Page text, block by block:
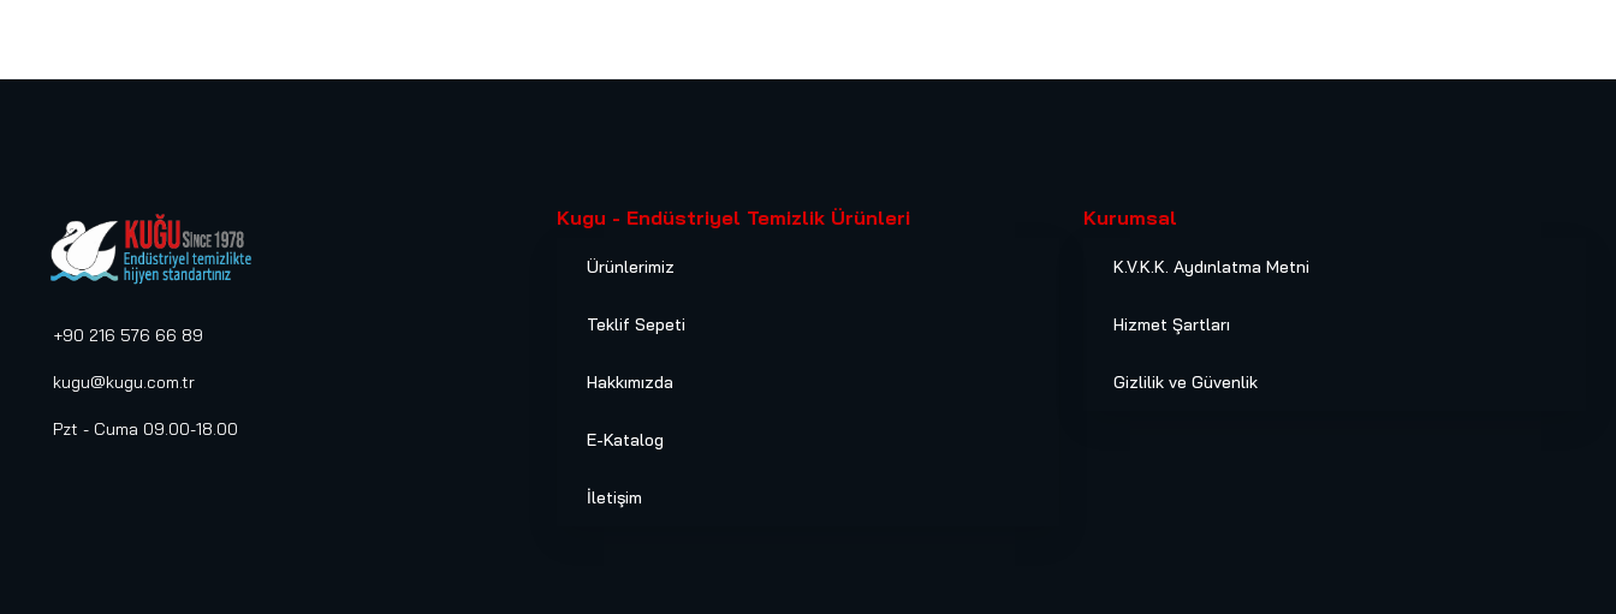
+90 216 576 66 89
kugu@kugu.com.tr
Pzt - Cuma 09.00-18.00
Kugu - Endüstriyel Temizlik Ürünleri
Ürünlerimiz
Teklif Sepeti
Hakkımızda
E-Katalog
İletişim
Kurumsal
K.V.K.K. Aydınlatma Metni
Hizmet Şartları
Gizlilik ve Güvenlik